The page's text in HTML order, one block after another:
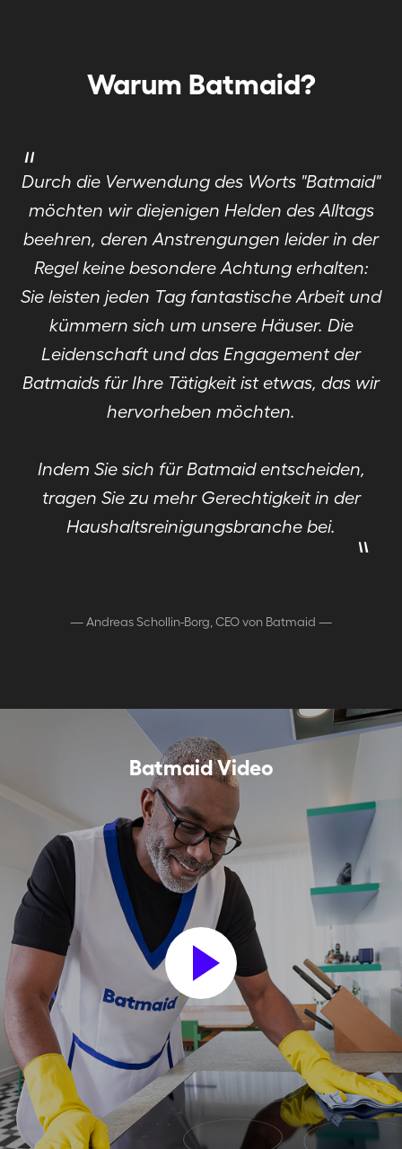
Warum Batmaid?
"
Durch die Verwendung des Worts "Batmaid"
möchten wir diejenigen Helden des Alltags
beehren, deren Anstrengungen leider in der
Regel keine besondere Achtung erhalten:
Sie leisten jeden Tag fantastische Arbeit und
kümmern sich um unsere Häuser. Die
Leidenschaft und das Engagement der
Batmaids für Ihre Tätigkeit ist etwas, das wir
hervorheben möchten.
Indem Sie sich für Batmaid entscheiden,
tragen Sie zu mehr Gerechtigkeit in der
Haushaltsreinigungsbranche bei.
"
—Andreas Schollin-Borg, CEO von Batmaid —
Batmaid Video